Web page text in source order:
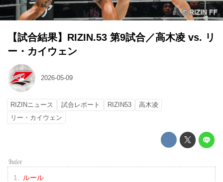
【試合結果】RIZIN.53 第9試合／高木凌 vs. リ
ー・カイウェン
2026-05-09
RIZINニュース 試合レポート RIZIN53
高木凌
リー・カイウェン
ルール